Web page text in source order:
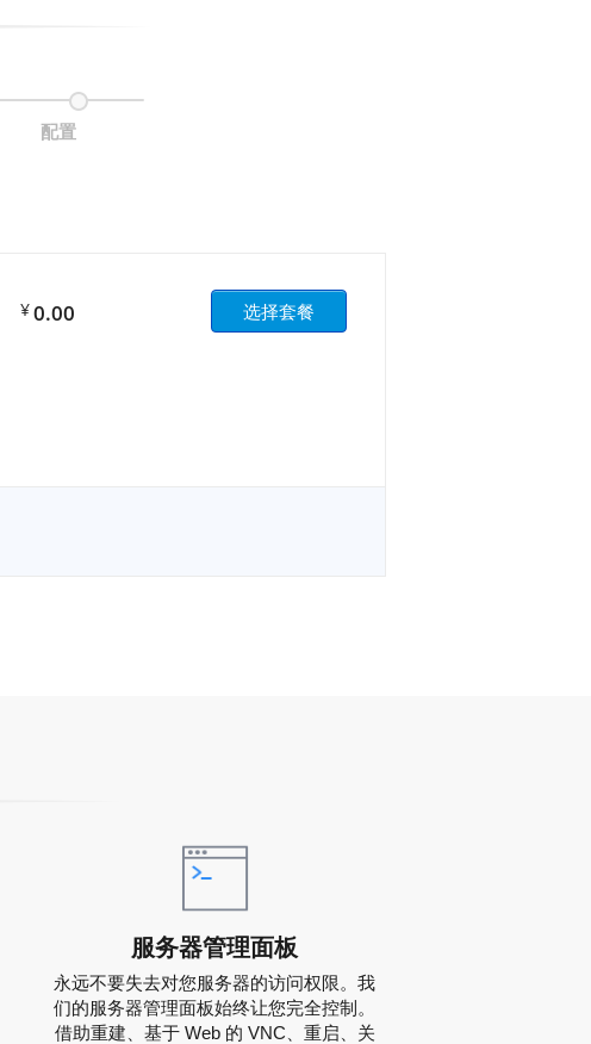
配置
¥0.00 选择套餐
服务器管理面板
永远不要失去对您服务器的访问权限。我
们的服务器管理面板始终让您完全控制。
借助重建、基于 Web 的 VNC、重启、关